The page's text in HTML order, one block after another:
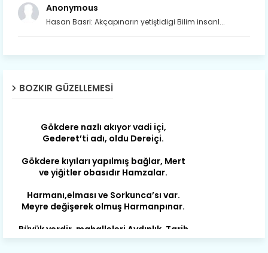
Anonymous
Hasan Basri: Akçapınarın yetiştidigi Bilim insanl...
BOZKIR GÜZELLEMESI
Çat değişti, şimdi gülüyor Çağlayan.
Susam; olur tahin gider nerelere ?
Harmanı,elması ve Sorkunca’sı var.
Meyre değişerek olmuş Harmanpınar.
Büyük yerdir, mahalleleri Aydınlık, Tarih
eserleri şahane Hisarlık.
Belören, Koçaş, Kuzören vermiş hep
kan, Bunlarla kasaba olmuş Sarıoğlan.